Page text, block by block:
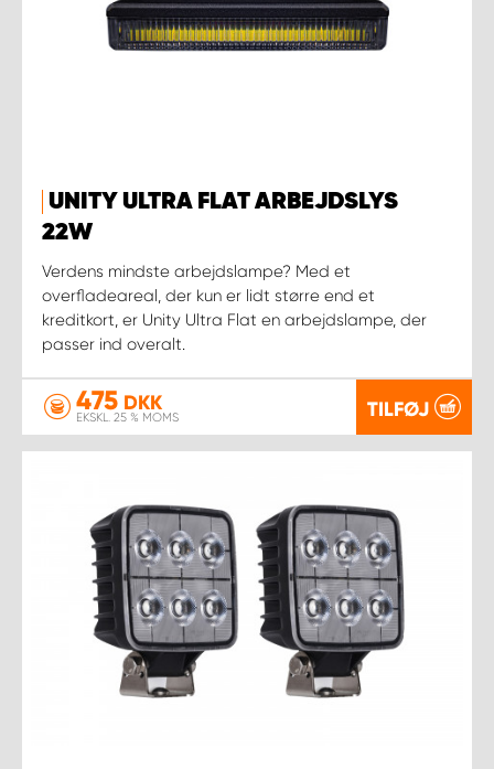
UNITY ULTRA FLAT ARBEJDSLYS
22W
Verdens mindste arbejdslampe? Med et
overfladeareal, der kun er lidt større end et
kreditkort, er Unity Ultra Flat en arbejdslampe, der
passer ind overalt.
475 DKK
EKSKL. 25 % MOMS TILFØJ